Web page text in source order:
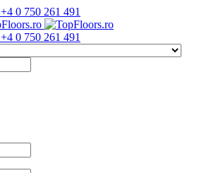
+4 0 750 261 491
+4 0 750 261 491